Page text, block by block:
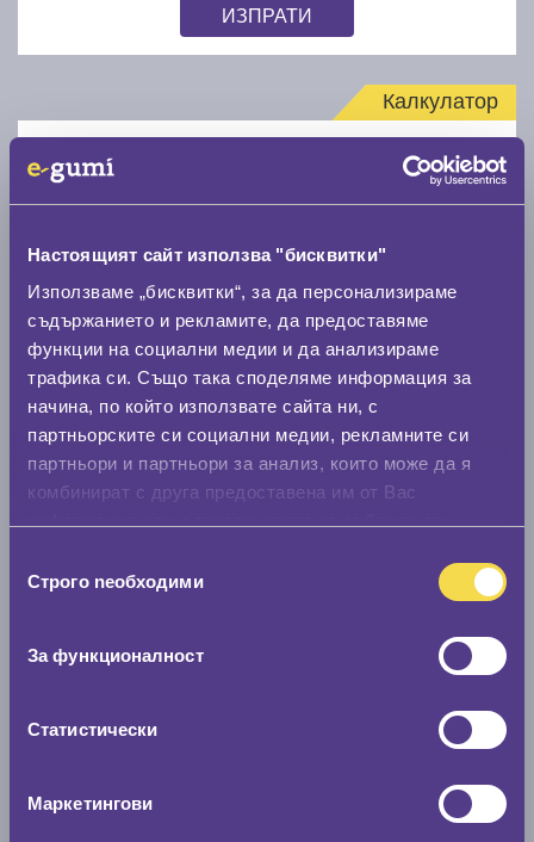
Настоящият сайт използва "бисквитки"
Използваме „бисквитки“, за да персонализираме
съдържанието и рекламите, да предоставяме
функции на социални медии и да анализираме
трафика си. Също така споделяме информация за
начина, по който използвате сайта ни, с
партньорските си социални медии, рекламните си
партньори и партньори за анализ, които може да я
комбинират с друга предоставена им от Вас
наСтрого nеобходими
За функционалност
Статистически
Маркетингови
ИЗПРАТИ
Калкулатор
Нов размер